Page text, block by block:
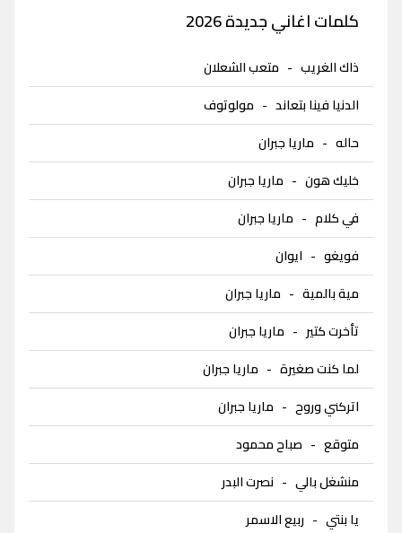
كلمات اغاني جديدة 2026
ذاك الغريب - متعب الشعلان
الدنيا فينا بتعاند - مولوتوف
حاله - ماريا جبران
خليك هون - ماريا جبران
في كلام - ماريا جبران
فويغو - ايوان
مية بالمية - ماريا جبران
تأخرت كتير- ماريا جبران
لما كنت صغيرة - ماريا جبران
اتركني وروح - ماريا جبران
متوقع - صباح محمود
منشغل بالي - نصرت البدر
يا بنتي - ربيع الاسمر